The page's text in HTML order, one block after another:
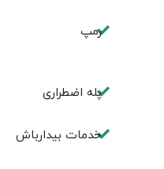
رمپ
پله اضطراری
خدمات بیدارباش